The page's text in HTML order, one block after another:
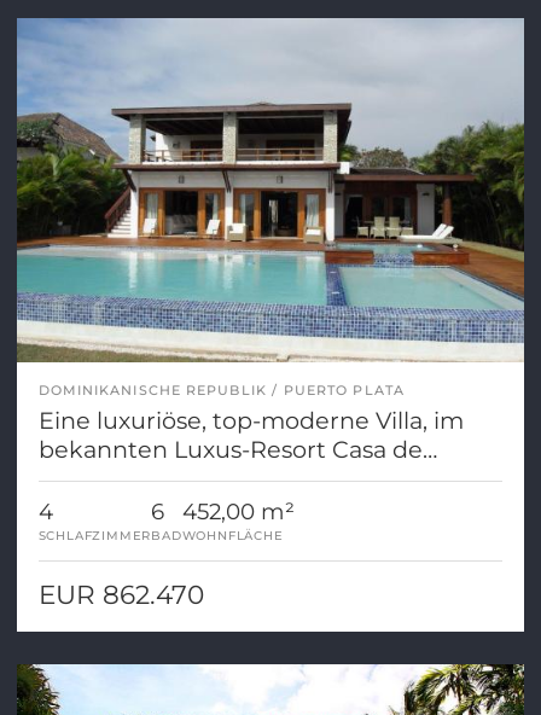
DOMINIKANISCHE REPUBLIK PUERTO PLATA
Eine luxuriöse, top-moderne Villa, im
bekannten Luxus-Resort Casa de
Campo
4
SCHLAFZIMMER
6
BAD
452,00 m²
WOHNFLÄCHE
EUR 862.470